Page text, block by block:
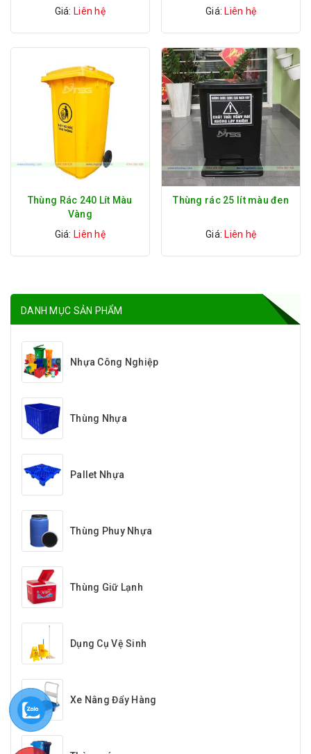
Giá: Liên hệ Giá: Liên hệ
Thùng Rác 240 Lít Màu
Vàng
Giá: Liên hệ
Thùng rác 25 lít màu đen
Giá: Liên hệ
DANH MỤC SẢN PHẨM
Nhựa Công Nghiệp
Thùng Nhựa
Pallet Nhựa
Thùng Phuy Nhựa
Thùng Giữ Lạnh
Dụng Cụ Vệ Sinh
Xe Nâng Đẩy Hàng